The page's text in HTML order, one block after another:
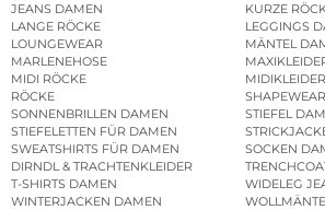
JEANS DAMEN
KURZE
LANGE RÖCKE
LEGGINGS
LOUNGEWEAR
MÄNTEL
MARLENEHOSE
MIDI RÖCKE
MIDIKLEIDER
RÖCKE
SONNENBRILLEN DAMEN
STIEFEL
STIEFELETTEN FÜR DAMEN
SWEATSHIRTS FÜR DAMEN
SOCKEN
DIRNDL & TRACHTENKLEIDER
T-SHIRTS DAMEN
WIDELEG
WINTERJACKEN DAMEN